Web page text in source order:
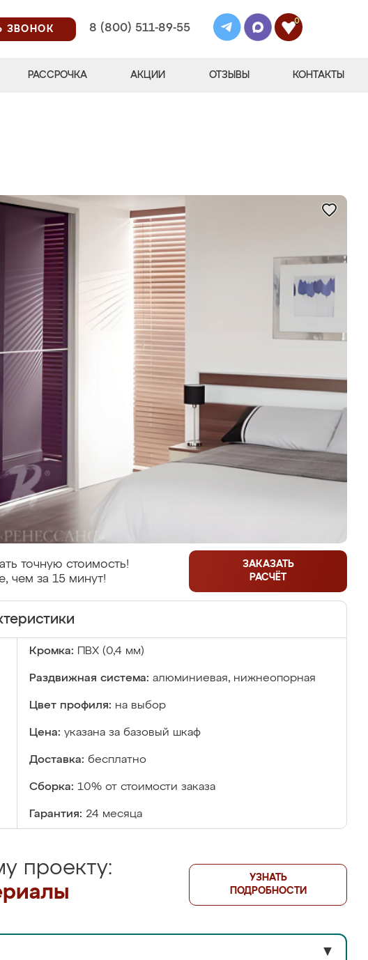
ЗВОНОК
8 (800) 511-89-55
0
РАССРОЧКА АКЦИИ ОТЗЫВЫ КОНТАКТЫ
точную стоимость!
чем за 15 минут!
ЗАКАЗАТЬ
РАСЧЁТ
Кромка: ПВХ (0,4 мм)
Раздвижная система: алюминиевая, нижнеопорная
Цвет профиля: на выбор
Цена: указана за базовый шкаф
Доставка: бесплатно
Сборка: 10% от стоимости заказа
Гарантия: 24 месяца
проекту:
УЗНАТЬ
ПОДРОБНОСТИ
▼